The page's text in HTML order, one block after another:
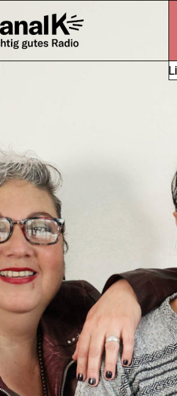
Jetzt
#14 EN PANTALLA
mirada a lo que está
a través de fantásticas
de chicas suizas
de los muertos
Blick auf die Geschehnisse
Geschichten aus
von Schweizer
Altar der Toten
Feministinnen).
vom 09.12.2022
Maricruz Peñaloza,